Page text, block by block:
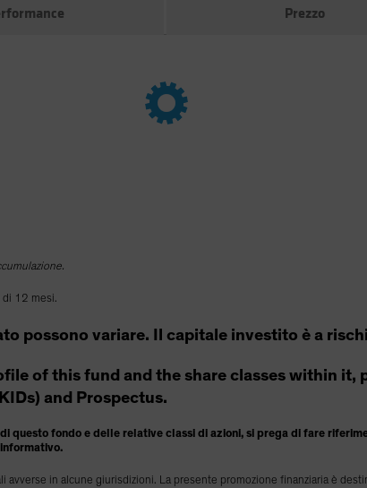
Prezzo
di 12 mesi.
possono variare. Il capitale investito è a
of this fund and the share classes within
and Prospectus.
questo fondo e delle relative classi di azioni, si prega di fare
in alcune giurisdizioni. La presente promozione finanziaria è